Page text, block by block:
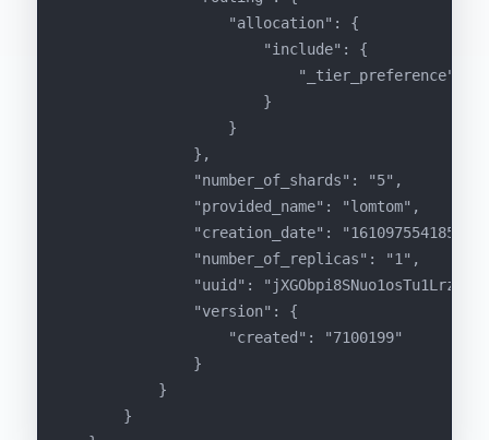
                    "allocation": {
                        "include": {
                        }
                    }
                },
                "number_of_shards": "5",
                "provided_name": "lomtom",
                "creation_date": "1610975541850",
                "number_of_replicas": "1",
                "uuid": "jXGObpi8SNuo1osTu1Lrzg",
                "version": {
                    "created": "7100199"
                }
            }
        }